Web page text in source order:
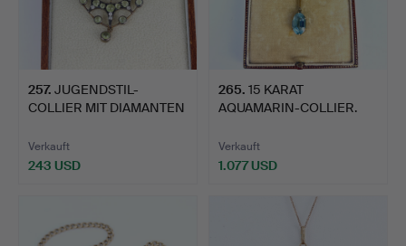
257. JUGENDSTIL-
COLLIER MIT DIAMANTEN
Verkauft
243 USD
265. 15 KARAT
AQUAMARIN-COLLIER.
Verkauft
1.077 USD